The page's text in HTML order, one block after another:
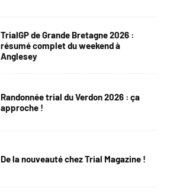
TrialGP de Grande Bretagne 2026 :
résumé complet du weekend à
Anglesey
Randonnée trial du Verdon 2026 : ça
approche !
De la nouveauté chez Trial Magazine !